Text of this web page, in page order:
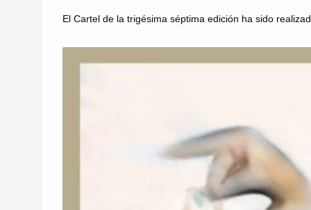
El Cartel de la trigésima séptima edición ha sido